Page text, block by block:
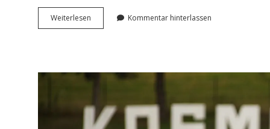
Wei­ter­le­sen
bens­
freu­
de
dem
Hut­
fes­
Kommentar hinterlassen